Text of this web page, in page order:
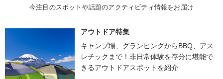
今注目のスポットや話題のアクティビティ情報をお届け
アウトドア特集
キャンプ場、グランピングからBBQ、アス
レチックまで！非日常体験を存分に堪能で
きるアウトドアスポットを紹介